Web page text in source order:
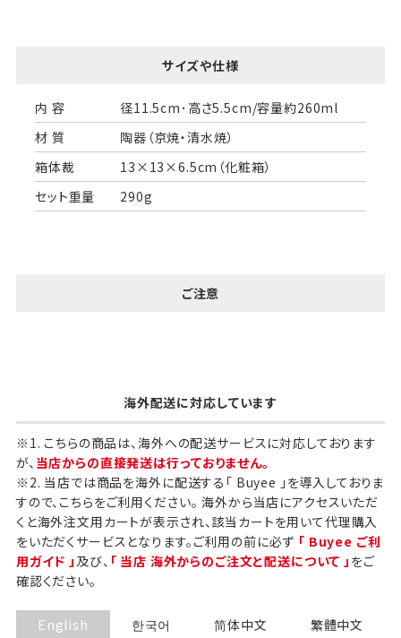
サイズや仕様
内 容
径11.5cm･高さ5.5cm/容量約260ml
材 質
陶器（京焼・清水焼）
箱体裁
13×13×6.5cm（化粧箱）
セット重量
290g
ご注意
海外配送に対応しています
※1. こちらの商品は、海外への配送サービスに対応しております
が、 当店からの直接発送は行っておりません。
※2. 当店では商品を海外に配送する「 Buyee 」を導入しておりま
すので、こちらをご利用ください。 海外から当店にアクセスいただ
くと海外注文用カートが表示され、該当カートを用いて代理購入
をいただくサービスとなります。ご利用の前に必ず 「 Buyee ご利
用ガイド 」 及び、 「 当店 海外からのご注文と配送について 」 をご
確認ください。
English 한국어 简体中文 繁體中文